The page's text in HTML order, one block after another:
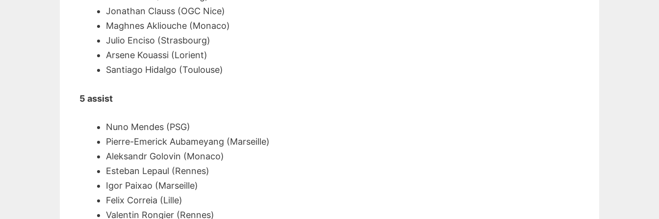
Jonathan Clauss (OGC Nice)
Maghnes Akliouche (Monaco)
Julio Enciso (Strasbourg)
Arsene Kouassi (Lorient)
Santiago Hidalgo (Toulouse)
5 assist
Nuno Mendes (PSG)
Pierre-Emerick Aubameyang (Marseille)
Aleksandr Golovin (Monaco)
Esteban Lepaul (Rennes)
Igor Paixao (Marseille)
Felix Correia (Lille)
Valentin Rongier (Rennes)